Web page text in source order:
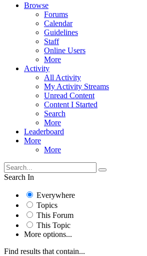
Browse
Forums
Calendar
Guidelines
Staff
Online Users
More
Activity
All Activity
My Activity Streams
Unread Content
Content I Started
Search
More
Leaderboard
More
More
Search In
Everywhere
Topics
This Forum
This Topic
More options...
Find results that contain...